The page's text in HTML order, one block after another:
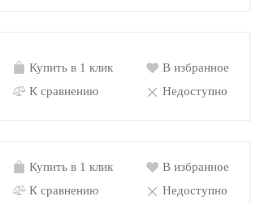
Купить в 1 клик
К сравнению
В избранное
Недоступно
Купить в 1 клик
К сравнению
В избранное
Недоступно